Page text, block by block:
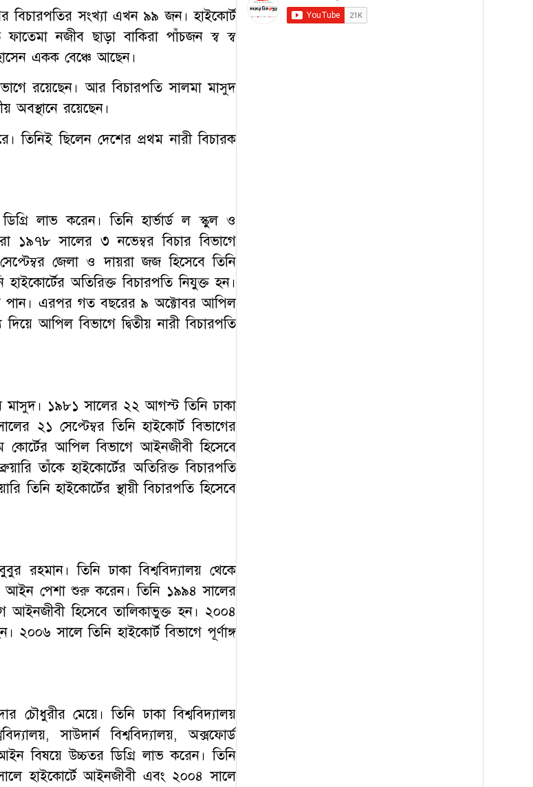
বিচারপতির সংখ্যা এখন ৯৯ জন। হাইকোর্ট
ফাতেমা নজীব ছাড়া বাকিরা পাঁচজন স্ব স্ব
একক বেঞ্চে আছেন।
রয়েছেন। আর বিচারপতি সালমা মাসুদ
অবস্থানে রয়েছেন।
ছিলেন দেশের প্রথম নারী বিচারক
লাভ করেন। তিনি হার্ভার্ড ল স্কুল ও
১৯৭৮ সালের ৩ নভেম্বর বিচার বিভাগে
জেলা ও দায়রা জজ হিসেবে তিনি
অতিরিক্ত বিচারপতি নিযুক্ত হন।
পান। এরপর গত বছরের ৯ অক্টোবর আপিল
আপিল বিভাগে দ্বিতীয় নারী বিচারপতি
মাসুদ। ১৯৮১ সালের ২২ আগস্ট তিনি ঢাকা
২১ সেপ্টেম্বর তিনি হাইকোর্ট বিভাগের
আপিল বিভাগে আইনজীবী হিসেবে
তাঁকে হাইকোর্টের অতিরিক্ত বিচারপতি
হাইকোর্টের স্থায়ী বিচারপতি হিসেবে
রহমান। তিনি ঢাকা বিশ্ববিদ্যালয় থেকে
পেশা শুরু করেন। তিনি ১৯৯৪ সালের
হিসেবে তালিকাভুক্ত হন। ২০০৪
সালে তিনি হাইকোর্ট বিভাগে পূর্ণাঙ্গ
চৌধুরীর মেয়ে। তিনি ঢাকা বিশ্ববিদ্যালয়
সাউদার্ন বিশ্ববিদ্যালয়, অক্সফোর্ড
আইন বিষয়ে উচ্চতর ডিগ্রি লাভ করেন। তিনি
হাইকোর্টে আইনজীবী এবং ২০০৪ সালে